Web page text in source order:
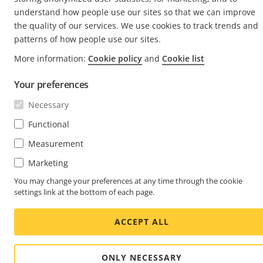
Cookie settings Impressum
© 2026 Axis Communications AB. Alle Rechte vorbehalten.
understand how people use our sites so that we can improve
the quality of our services. We use cookies to track trends and
patterns of how people use our sites.
More information: Cookie policy and Cookie list
Your preferences
Necessary
Functional
Measurement
Marketing
You may change your preferences at any time through the cookie
settings link at the bottom of each page.
ACCEPT ALL
ONLY NECESSARY